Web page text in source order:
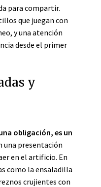
para compartir.
que juegan con
y una atención
desde el primer
y
obligación, es un
una presentación
en el artificio. En
como la ensaladilla
crujientes con